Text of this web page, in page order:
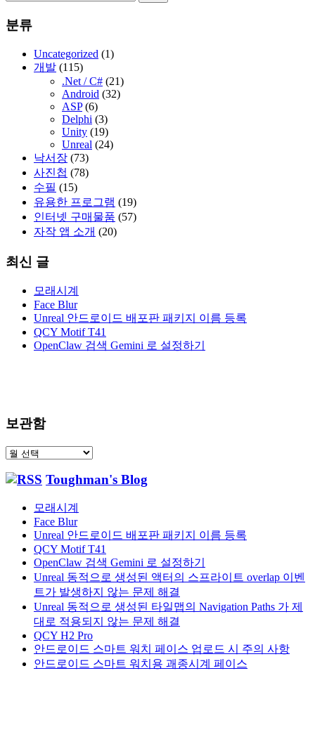
분류
Uncategorized (1)
개발 (115)
.Net / C# (21)
Android (32)
ASP(6)
Delphi (3)
Unity (19)
Unreal (24)
낙서장 (73)
사진첩 (78)
수필 (15)
유용한 프로그램 (19)
인터넷 구매물품 (57)
자작 앱 소개 (20)
최신 글
모래시계
Face Blur
Unreal 안드로이드 배포판 패키지 이름 등록
QCY Motif T41
OpenClaw 검색 Gemini 로 설정하기
보관함
보
함
Toughman's Blog
모래시계
Face Blur
Unreal 안드로이드 배포판 패키지 이름 등록
QCY Motif T41
OpenClaw 검색 Gemini 로 설정하기
Unreal 동적으로 생성된 액터의 스프라이트 overlap 이벤
트가 발생하지 않는 문제 해결
Unreal 동적으로 생성된 타일맵의 Navigation Paths 가 제
대로 적용되지 않는 문제 해결
QCY H2 Pro
안드로이드 스마트 워치 페이스 업로드 시 주의 사항
안드로이드 스마트 워치용 괘종시계 페이스